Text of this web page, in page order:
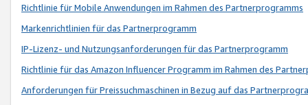
Richtlinie für Mobile Anwendungen im Rahmen des Partnerprogramms
Markenrichtlinien für das Partnerprogramm
IP-Lizenz- und Nutzungsanforderungen für das Partnerprogramm
Richtlinie für das Amazon Influencer Programm im Rahmen des
Anforderungen für Preissuchmaschinen in Bezug auf das